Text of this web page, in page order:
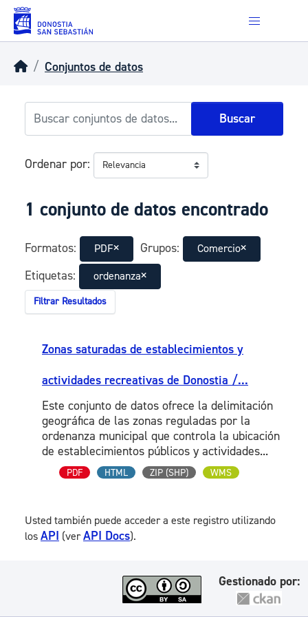
Skip to main content
Conjuntos de datos
Buscar
Ordenar por
1 conjunto de datos encontrado
Formatos: PDF Grupos: Comercio
Etiquetas: ordenanza
Filtrar Resultados
Zonas saturadas de establecimientos y
actividades recreativas de Donostia /...
Este conjunto de datos ofrece la delimitación
geográfica de las zonas reguladas por la
ordenanza municipal que controla la ubicación
de establecimientos públicos y actividades...
PDF HTML ZIP (SHP) WMS
Usted también puede acceder a este registro utilizando
los API (verAPI Docs).
Gestionado por: